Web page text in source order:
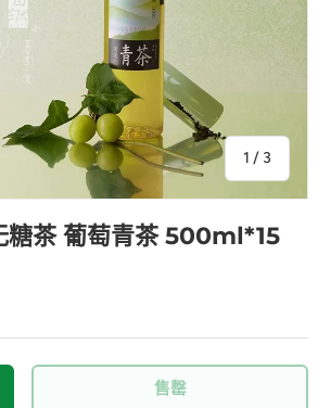
1 / 的
3
糖茶 葡萄青茶 500ml*15
售罄